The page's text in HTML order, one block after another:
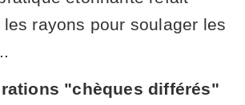
rayons pour soulager les
"chèques différés"